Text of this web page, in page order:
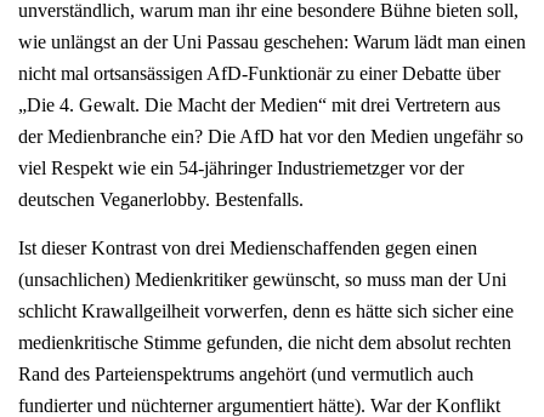
unverständlich, warum man ihr eine besondere Bühne bieten soll,
wie unlängst an der Uni Passau geschehen: Warum lädt man einen
nicht mal ortsansässigen AfD-Funktionär zu einer Debatte über
„Die 4. Gewalt. Die Macht der Medien“ mit drei Vertretern aus
der Medienbranche ein? Die AfD hat vor den Medien ungefähr so
viel Respekt wie ein 54-jähringer Industriemetzger vor der
deutschen Veganerlobby. Bestenfalls.
Ist dieser Kontrast von drei Medienschaffenden gegen einen
(unsachlichen) Medienkritiker gewünscht, so muss man der Uni
schlicht Krawallgeilheit vorwerfen, denn es hätte sich sicher eine
medienkritische Stimme gefunden, die nicht dem absolut rechten
Rand des Parteienspektrums angehört (und vermutlich auch
fundierter und nüchterner argumentiert hätte). War der Konflikt